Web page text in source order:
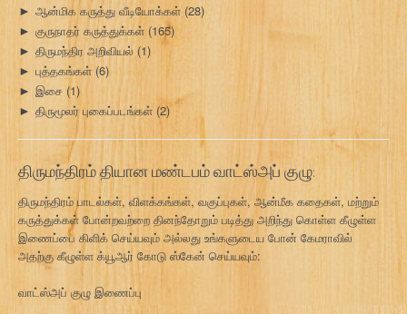
► ஆன்மிக கருத்து வீடியோக்கள் (28)
► குருநாதர் கருத்துக்கள் (165)
► திருமந்திர அறிவியல் (1)
► புத்தகங்கள் (6)
► இசை (1)
► திருமூலர் புகைப்படங்கள் (2)
திருமந்திரம் தியான மண்டபம் வாட்ஸ்அப் குழு:
திருமந்திரம் பாடல்கள், விளக்கங்கள், வகுப்புகள், ஆன்மீக கதைகள், மற்றும்
கருத்துக்கள் போன்றவற்றை தினந்தோறும் படித்து அறிந்து கொள்ள கீழுள்ள
இணைப்பை கிளிக் செய்யவும் அல்லது உங்களுடைய போன் கேமராவில்
அதற்கு கீழுள்ள க்யூஆர் கோடு ஸ்கேன் செய்யவும்:
வாட்ஸ்அப் குழு இணைப்பு